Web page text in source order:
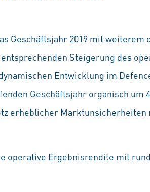
Geschäftsjahr 2019 mit weiterem
Steigerung des
Entwicklung im
Geschäftsjahr organisch um
erheblicher Marktunsicherheiten
Ergebnisrendite mit